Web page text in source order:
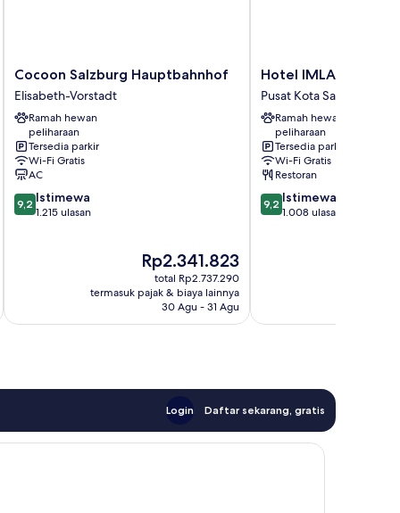
Cocoon
Salzburg
Hauptbahnhof
Elisabeth-
Vorstadt
Cocoon Salzburg Hauptbahnhof
Elisabeth-Vorstadt
Ramah hewan
peliharaan
Tersedia parkir
Wi-Fi Gratis
AC
9.2
dari
9,2 Istimewa
1.215 ulasan
Harga
sekarang
Rp2.341.823
Rp2.341.823
total Rp2.737.290
termasuk pajak & biaya lainnya
30 Agu - 31 Agu
Hotel
IMLAUER
&
Bräu
Pusat
Kota
Salzburg
Hotel IMLAUER &
Pusat Kota Salzburg
Ramah hewan
peliharaan
Tersedia parkir
Wi-Fi Gratis
Restoran
9.2
dari
9,2 Istimewa
1.008 ulasan
Login Daftar sekarang, gratis